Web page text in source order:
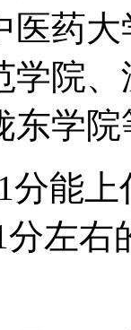
医药
学院
东学院